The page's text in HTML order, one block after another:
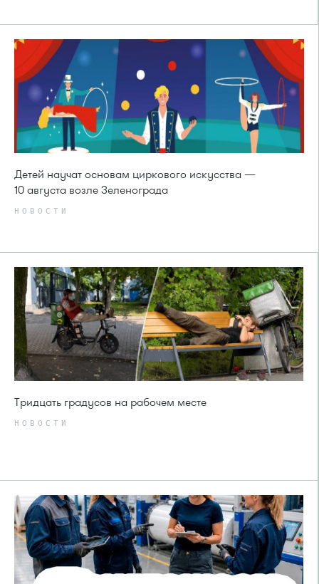
Детей научат основам циркового искусства —
10 августа возле Зеленограда
НОВОСТИ
Тридцать градусов на рабочем месте
НОВОСТИ